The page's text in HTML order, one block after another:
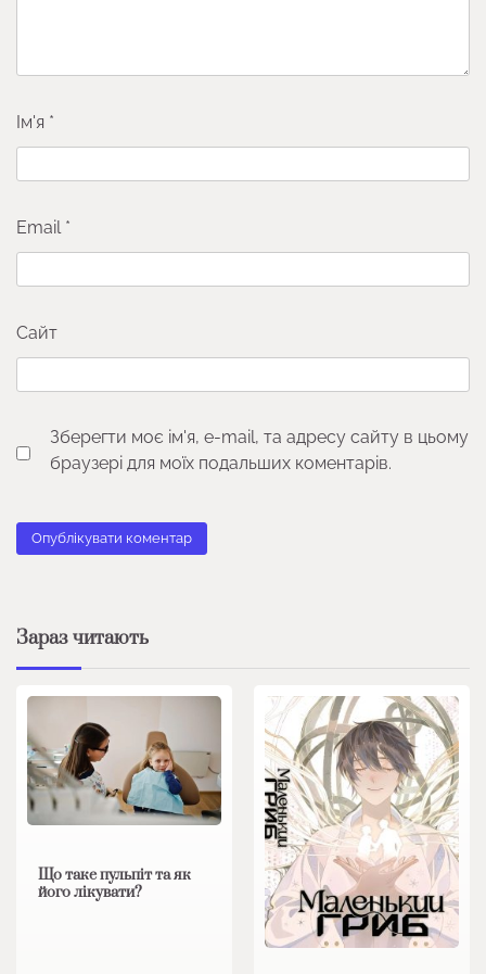
Ім'я *
Email *
Сайт
Зберегти моє ім'я, e-mail, та адресу сайту в цьому
браузері для моїх подальших коментарів.
Зараз читають
Що таке пульпіт та як
його лікувати?